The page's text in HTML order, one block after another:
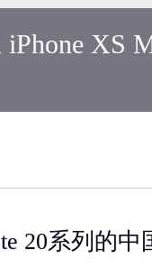
iPhone XS
20系列的